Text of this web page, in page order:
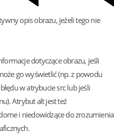
opis obrazu, jeżeli tego nie
dotyczące obrazu, jeśli
go wyświetlić (np. z powodu
w atrybucie src lub jeśli
Atrybut alt jest też
i niedowidzące do zrozumienia